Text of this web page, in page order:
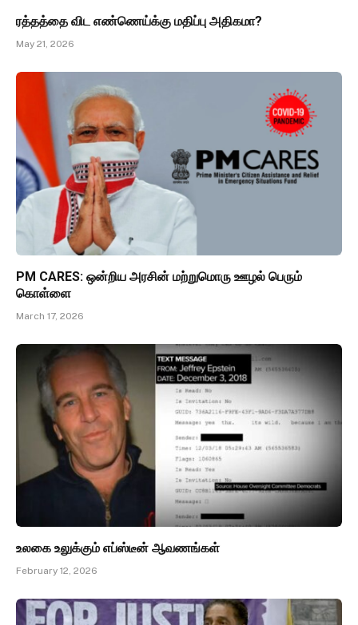
ரத்தத்தை விட எண்ணெய்க்கு மதிப்பு அதிகமா?
May 21, 2026
PM CARES: ஒன்றிய அரசின் மற்றுமொரு ஊழல் பெரும்
கொள்ளை
March 17, 2026
உலகை உலுக்கும் எப்ஸ்டீன் ஆவணங்கள்
February 12, 2026